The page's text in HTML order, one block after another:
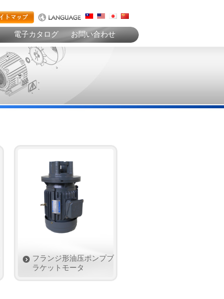
電子カタログ お問い合わせ
フランジ形油压ポンプブ
ラケットモータ